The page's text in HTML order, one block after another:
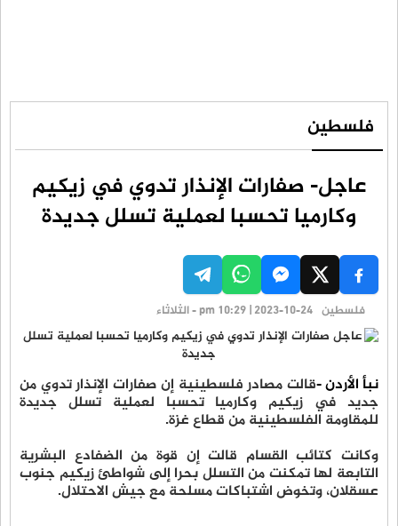
فلسطين
عاجل- صفارات الإنذار تدوي في زيكيم
وكارميا تحسبا لعملية تسلل جديدة
فلسطين pm 10:29 | 2023-10-24 - الثلاثاء
نبأ الأردن -قالت مصادر فلسطينية إن صفارات الإنذار تدوي من
جديد في زيكيم وكارميا تحسبا لعملية تسلل جديدة
للمقاومة الفلسطينية من قطاع غزة.
وكانت كتائب القسام قالت إن قوة من الضفادع البشرية
التابعة لها تمكنت من التسلل بحرا إلى شواطئ زيكيم جنوب
عسقلان، وتخوض اشتباكات مسلحة مع جيش الاحتلال.